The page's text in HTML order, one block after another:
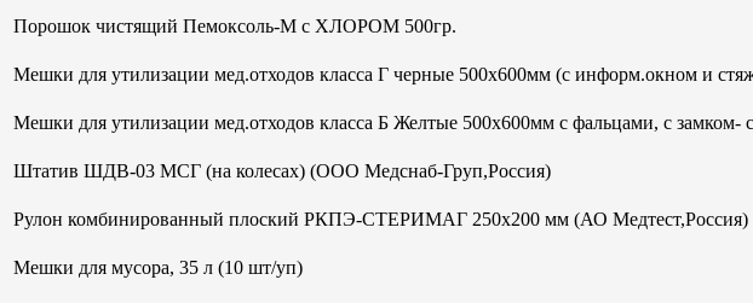
Порошок чистящий Пемоксоль-М с ХЛОРОМ 500гр.
Мешки для утилизации мед.отходов класса Г черные 500х600мм (с информ.окном и
Мешки для утилизации мед.отходов класса Б Желтые 500х600мм с фальцами, с
Штатив ШДВ-03 МСГ (на колесах) (ООО Медснаб-Груп,Россия)
Рулон комбинированный плоский РКПЭ-СТЕРИМАГ 250х200 мм (АО Медтест,Россия)
Мешки для мусора, 35 л (10 шт/уп)